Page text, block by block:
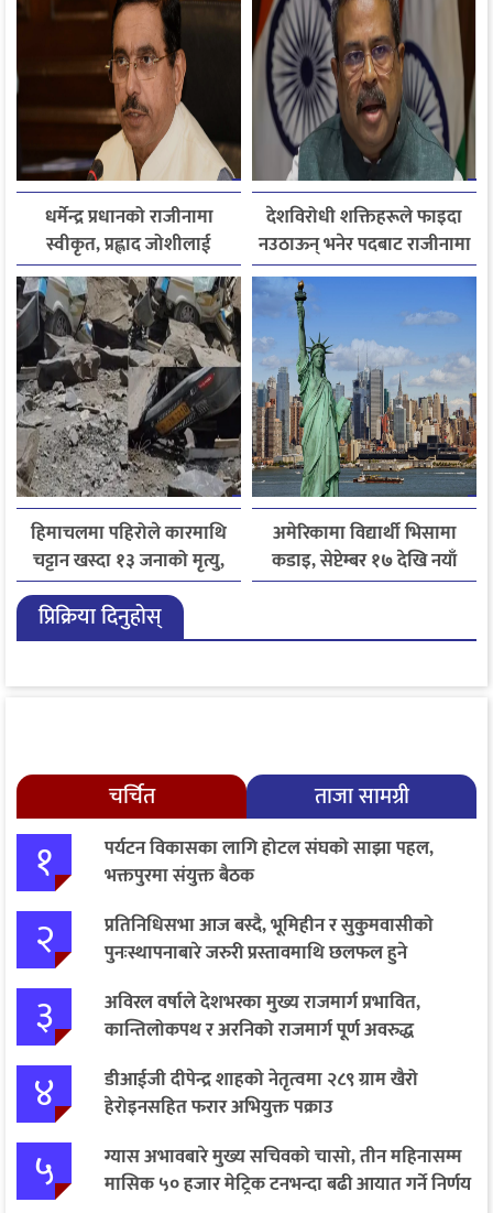
स्थगित
धर्मेन्द्र प्रधानको राजीनामा
स्वीकृत, प्रह्लाद जोशीलाई
शिक्षामन्त्रीको अतिरिक्त
जिम्मेवारी
देशविरोधी शक्तिहरूले फाइदा
नउठाऊन् भनेर पदबाट राजीनामा
दिएको हुँः धर्मेन्द्र प्रधान
हिमाचलमा पहिरोले कारमाथि
चट्टान खस्दा १३ जनाको मृत्यु,
दुई घाइते
अमेरिकामा विद्यार्थी भिसामा
कडाइ, सेप्टेम्बर १७ देखि नयाँ
नियम लागू
प्रिक्रिया दिनुहोस्
चर्चित ताजा सामग्री
१
पर्यटन विकासका लागि होटल संघको साझा पहल,
भक्तपुरमा संयुक्त बैठक
२
प्रतिनिधिसभा आज बस्दै, भूमिहीन र सुकुमवासीको
पुनःस्थापनाबारे जरुरी प्रस्तावमाथि छलफल हुने
३
अविरल वर्षाले देशभरका मुख्य राजमार्ग प्रभावित,
कान्तिलोकपथ र अरनिको राजमार्ग पूर्ण अवरुद्ध
४
डीआईजी दीपेन्द्र शाहको नेतृत्वमा २८९ ग्राम खैरो
हेरोइनसहित फरार अभियुक्त पक्राउ
५
ग्यास अभावबारे मुख्य सचिवको चासो, तीन महिनासम्म
मासिक ५० हजार मेट्रिक टनभन्दा बढी आयात गर्ने निर्णय